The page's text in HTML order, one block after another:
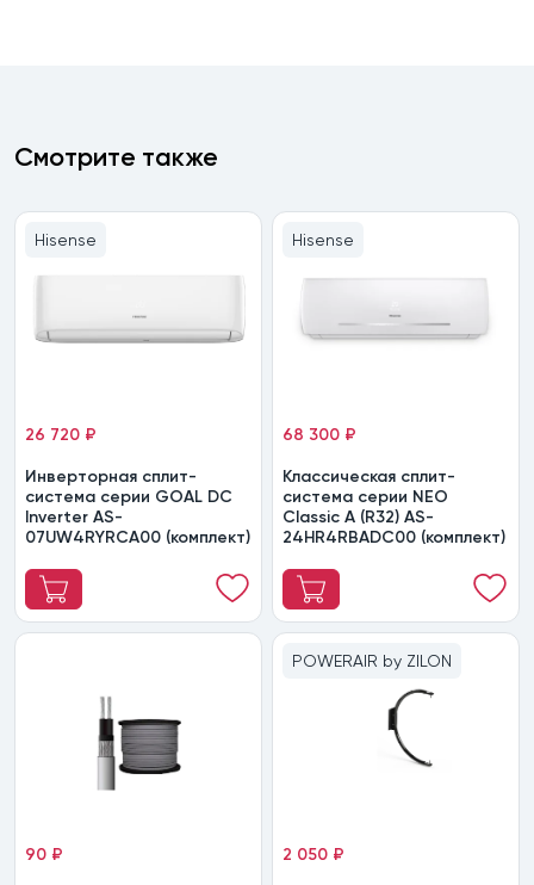
Смотрите также
Hisense
Инверторная сплит-
система серии GOAL DC
Inverter AS-
07UW4RYRCA00 (комплект)
26 720 ₽
Hisense
Классическая сплит-
система серии NEO
Classic A (R32) AS-
24HR4RBADC00 (комплект)
68 300 ₽
90 ₽
POWERAIR by ZILON
2 050 ₽